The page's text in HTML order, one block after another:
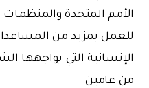
الأمم المتحدة والمنظمات
للعمل بمزيد من
الإنسانية التي يواجهها
من عامين